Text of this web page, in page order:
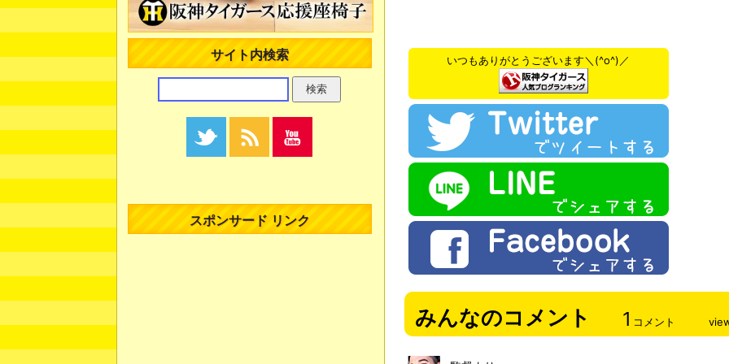
いつもありがとうございます＼(^o^)／
みんなのコメント 1 コメント
サイト内検索
スポンサード リンク